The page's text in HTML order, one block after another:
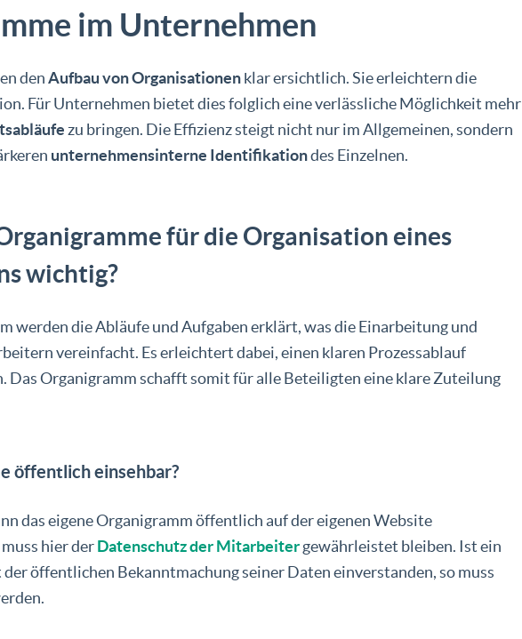
im Unternehmen
denAufbau von Organisationenklar ersichtlich. Sie erleichtern die
Für Unternehmen bietet dies folglich eine verlässliche Möglichkeit mehr
zu bringen. Die Effizienz steigt nicht nur im Allgemeinen, sondern
unternehmensinterne Identifikationdes Einzelnen.
für die Organisation eines
wichtig?
werden die Abläufe und Aufgaben erklärt, was die Einarbeitung und
vereinfacht. Es erleichtert dabei, einen klaren Prozessablauf
Das Organigramm schafft somit für alle Beteiligten eine klare Zuteilung
öffentlich einsehbar?
das eigene Organigramm öffentlich auf der eigenen Website
hier derDatenschutz der Mitarbeitergewährleistet bleiben. Ist ein
öffentlichen Bekanntmachung seiner Daten einverstanden, so muss